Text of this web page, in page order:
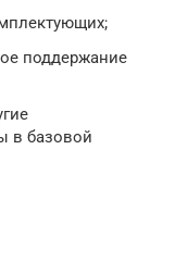
поддержание
в базовой